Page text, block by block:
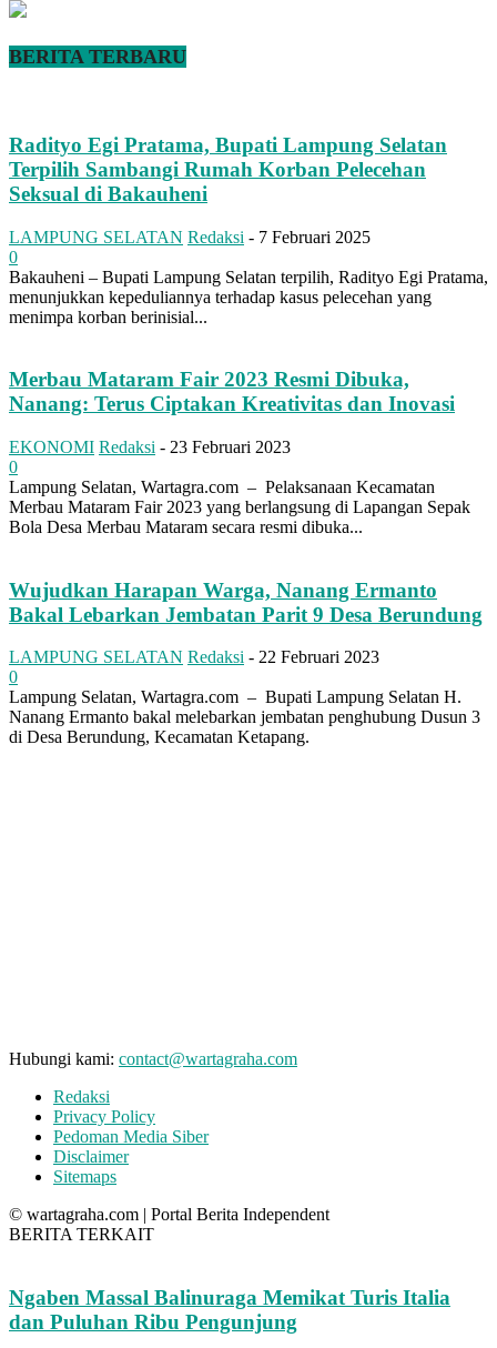
BERITA TERBARU
Radityo Egi Pratama, Bupati Lampung Selatan
Terpilih Sambangi Rumah Korban Pelecehan
Seksual di Bakauheni
LAMPUNG SELATAN Redaksi - 7 Februari 2025
0
Bakauheni – Bupati Lampung Selatan terpilih, Radityo Egi Pratama,
menunjukkan kepeduliannya terhadap kasus pelecehan yang
menimpa korban berinisial...
Merbau Mataram Fair 2023 Resmi Dibuka,
Nanang: Terus Ciptakan Kreativitas dan Inovasi
EKONOMI Redaksi - 23 Februari 2023
0
Lampung Selatan, Wartagra.com – Pelaksanaan Kecamatan
Merbau Mataram Fair 2023 yang berlangsung di Lapangan Sepak
Bola Desa Merbau Mataram secara resmi dibuka...
Wujudkan Harapan Warga, Nanang Ermanto
Bakal Lebarkan Jembatan Parit 9 Desa Berundung
LAMPUNG SELATAN Redaksi - 22 Februari 2023
0
Lampung Selatan, Wartagra.com – Bupati Lampung Selatan H.
Nanang Ermanto bakal melebarkan jembatan penghubung Dusun 3
di Desa Berundung, Kecamatan Ketapang.
Hubungi kami: contact@wartagraha.com
Redaksi
Privacy Policy
Pedoman Media Siber
Disclaimer
Sitemaps
© wartagraha.com | Portal Berita Independent
BERITA TERKAIT
Ngaben Massal Balinuraga Memikat Turis Italia
dan Puluhan Ribu Pengunjung